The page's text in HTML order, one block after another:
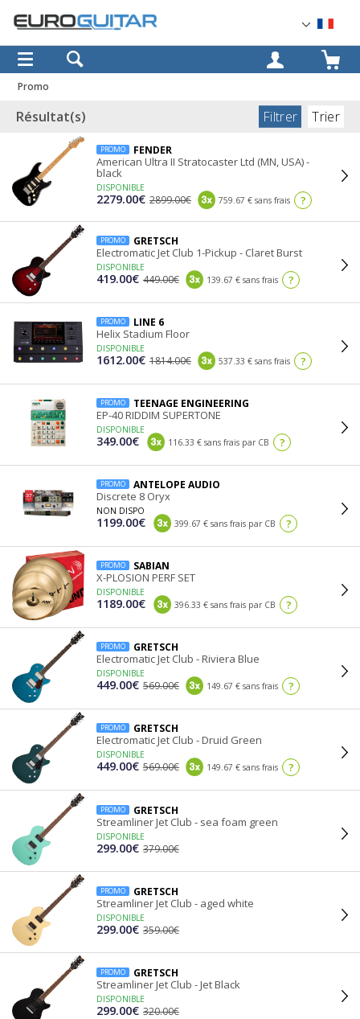
OK
Promo
Résultat(s) Filtrer Trier
PROMO FENDER
American Ultra II Stratocaster Ltd (MN, USA) -
black
DISPONIBLE
2279.00€ 2899.00€ 759.67 € sans frais ?
PROMO GRETSCH
Electromatic Jet Club 1-Pickup - Claret Burst
DISPONIBLE
419.00€ 449.00€ 139.67 € sans frais ?
PROMO LINE 6
Helix Stadium Floor
DISPONIBLE
1612.00€ 1814.00€ 537.33 € sans frais ?
PROMO TEENAGE ENGINEERING
EP-40 RIDDIM SUPERTONE
DISPONIBLE
349.00€ 116.33 € sans frais par CB ?
PROMO ANTELOPE AUDIO
Discrete 8 Oryx
NON DISPO
1199.00€ 399.67 € sans frais par CB ?
PROMO SABIAN
X-PLOSION PERF SET
DISPONIBLE
1189.00€ 396.33 € sans frais par CB ?
PROMO GRETSCH
Electromatic Jet Club - Riviera Blue
DISPONIBLE
449.00€ 569.00€ 149.67 € sans frais ?
PROMO GRETSCH
Electromatic Jet Club - Druid Green
DISPONIBLE
449.00€ 569.00€ 149.67 € sans frais ?
PROMO GRETSCH
Streamliner Jet Club - sea foam green
DISPONIBLE
299.00€ 379.00€
PROMO GRETSCH
Streamliner Jet Club - aged white
DISPONIBLE
299.00€ 359.00€
PROMO GRETSCH
Streamliner Jet Club - Jet Black
DISPONIBLE
299.00€ 320.00€